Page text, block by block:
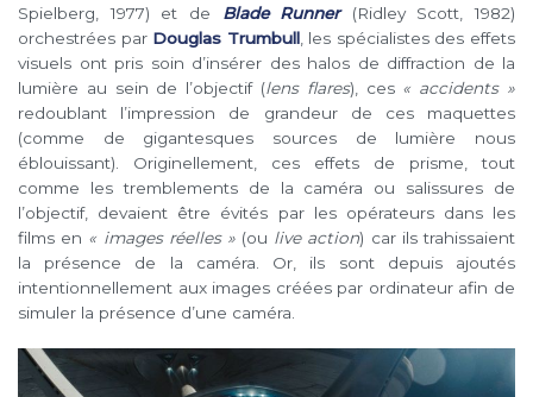
Spielberg, 1977) et de Blade Runner(Ridley Scott, 1982)
orchestrées par Douglas Trumbull, les spécialistes des effets
visuels ont pris soin d’insérer des halos de diffraction de la
lumière au sein de l’objectif (lens flares), ces « accidents »
redoublant l’impression de grandeur de ces maquettes
(comme de gigantesques sources de lumière nous
éblouissant). Originellement, ces effets de prisme, tout
comme les tremblements de la caméra ou salissures de
l’objectif, devaient être évités par les opérateurs dans les
films en « images réelles »(ou live action) car ils trahissaient
la présence de la caméra. Or, ils sont depuis ajoutés
intentionnellement aux images créées par ordinateur afin de
simuler la présence d’une caméra.